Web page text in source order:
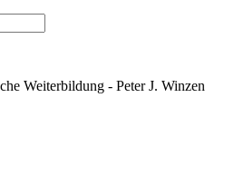
Weiterbildung - Peter J. Winzen